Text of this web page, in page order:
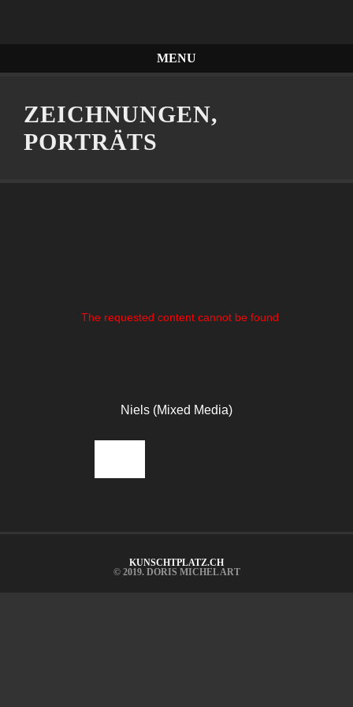
MENU
ZEICHNUNGEN,
PORTRÄTS
The requested content cannot be found
Niels (Mixed Media)
KUNSCHTPLATZ.CH
© 2019. DORIS MICHEL ART